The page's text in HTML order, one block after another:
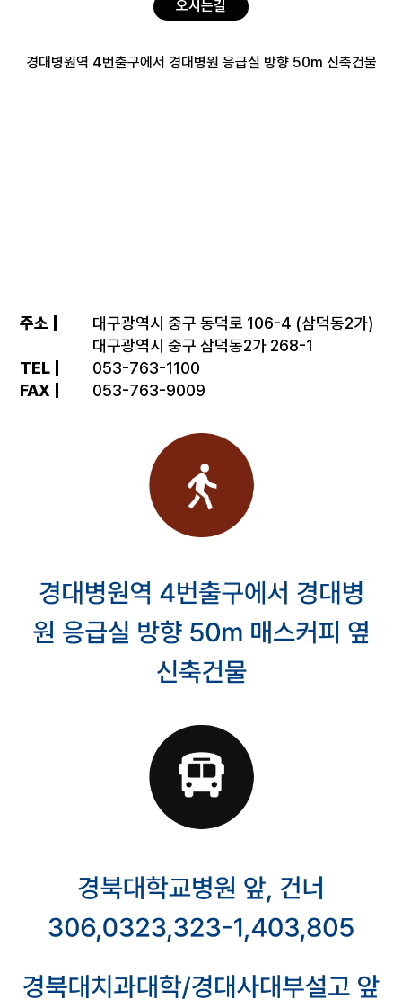
오시는길
경대병원역 4번출구에서 경대병원 응급실 방향 50m 신축건물
주소 |
대구광역시 중구 동덕로 106-4 (삼덕동2가)
대구광역시 중구 삼덕동2가 268-1
TEL |
053-763-1100
FAX |
053-763-9009